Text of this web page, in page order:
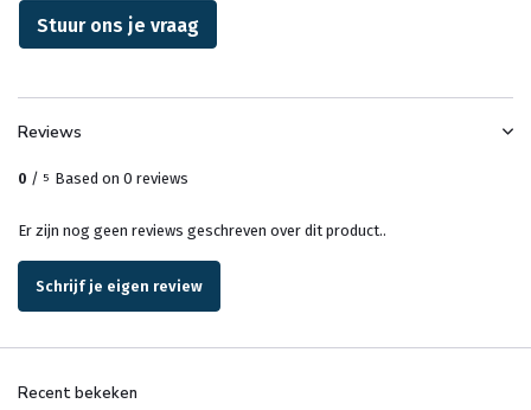
Stuur ons je vraag
Reviews
0 / 5 Based on 0 reviews
Er zijn nog geen reviews geschreven over dit product..
Schrijf je eigen review
Recent bekeken